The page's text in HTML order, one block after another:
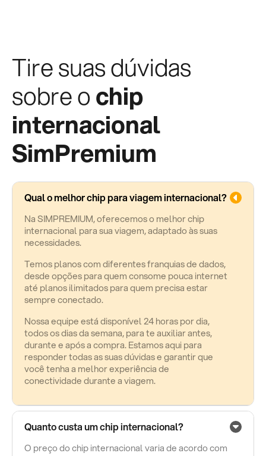
Tire suas dúvidas
sobre ochip
internacional
SimPremium
Qual o melhor chip para viagem internacional?
Na SIMPREMIUM, oferecemos o melhor chip
internacional para sua viagem, adaptado às suas
necessidades.
Temos planos com diferentes franquias de dados,
desde opções para quem consome pouca internet
até planos ilimitados para quem precisa estar
sempre conectado.
Nossa equipe está disponível 24 horas por dia,
todos os dias da semana, para te auxiliar antes,
durante e após a compra. Estamos aqui para
responder todas as suas dúvidas e garantir que
você tenha a melhor experiência de
conectividade durante a viagem.
Quanto custa um chip internacional?
O preço do chip internacional varia de acordo com